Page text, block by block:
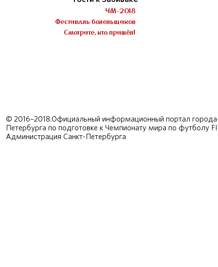
ЧМ-2018
Фестиваль болельщиков
Смотрите, кто пришёл!
© 2016–2018.Официальный информационный портал
Петербурга по подготовке к Чемпионату мира по футболу
Администрация Санкт-Петербурга